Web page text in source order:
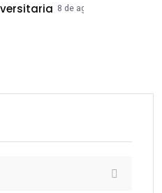
agosto de 2026